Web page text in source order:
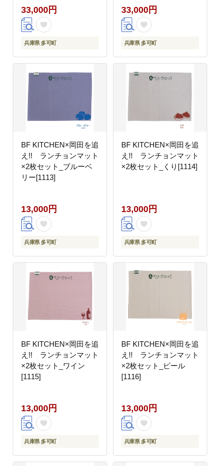
33,000円
兵庫県 多可町
33,000円
兵庫県 多可町
BF KITCHEN×岡田を追
え!! ランチョンマット
×2枚セット_ブルーベ
リー[1113]
13,000円
兵庫県 多可町
BF KITCHEN×岡田を追
え!! ランチョンマット
×2枚セット_くり[1114]
13,000円
兵庫県 多可町
BF KITCHEN×岡田を追
え!! ランチョンマット
×2枚セット_ワイン
[1115]
13,000円
兵庫県 多可町
BF KITCHEN×岡田を追
え!! ランチョンマット
×2枚セット_ビール
[1116]
13,000円
兵庫県 多可町